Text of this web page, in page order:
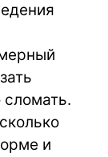
сломать.
и